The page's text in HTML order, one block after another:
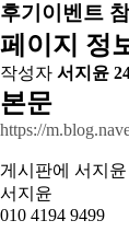
후기이벤트
페이지 정
작성자 서지윤
본문
https://
게시판에 서지
서지윤
010 4194 9499